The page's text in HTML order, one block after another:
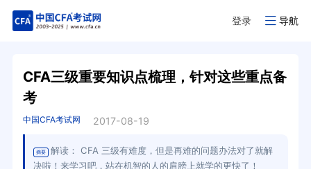
登录 导航
CFA三级重要知识点梳理，针对这些重点备
考
中国CFA考试网 2017-08-19
摘要
解读： CFA 三级有难度，但是再难的问题办法对了就解
决啦！来学习吧，站在机智的人的肩膀上就学的更快了！